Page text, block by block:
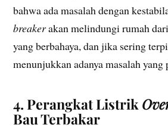
bahwa ada masalah dengan
breakerakan melindungi rumah
yang berbahaya, dan jika sering
menunjukkan adanya masalah
4. Perangkat Listrik
Bau Terbakar